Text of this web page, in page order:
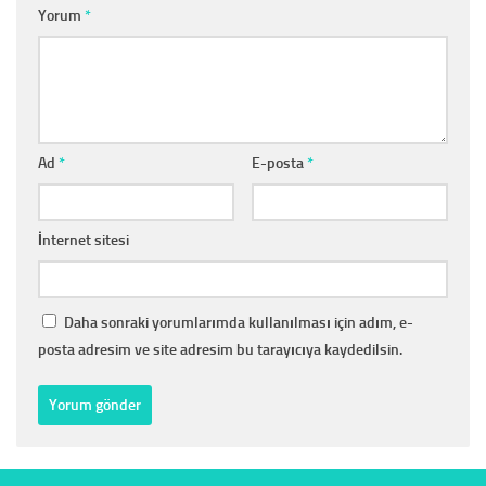
Yorum *
Ad * E-posta*
İnternet sitesi
Daha sonraki yorumlarımda kullanılması için adım, e-
posta adresim ve site adresim bu tarayıcıya kaydedilsin.